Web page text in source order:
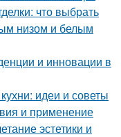
что выбрать
низом и белым
и инновации в
идеи и советы
и применение
эстетики и